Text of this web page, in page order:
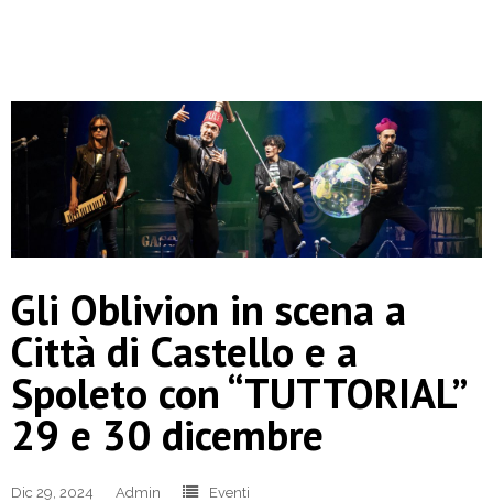
Gli Oblivion in scena a
Città di Castello e a
Spoleto con “TUTTORIAL”
29 e 30 dicembre
Dic 29, 2024 Admin
Eventi